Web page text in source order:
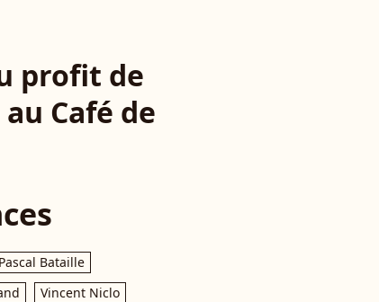
profit de
Café de
Pascal Bataille
Vincent Niclo